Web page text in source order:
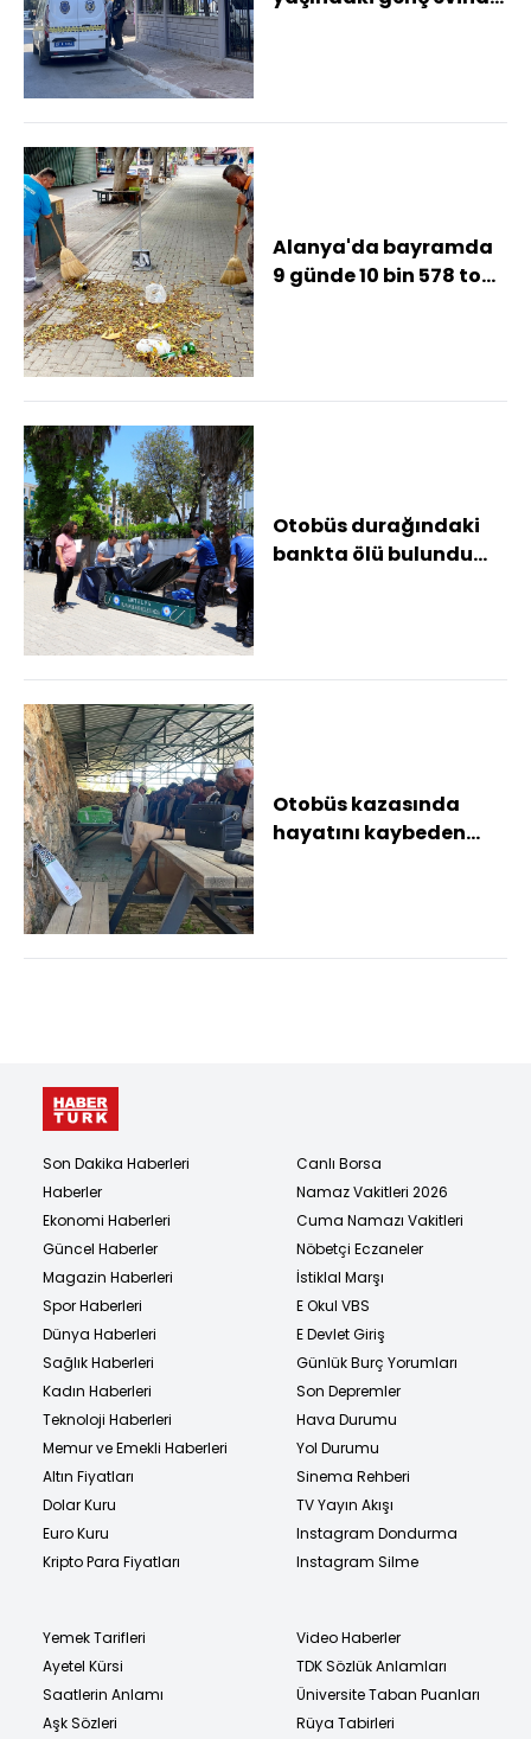
Alanya'da bayramda
9 günde 10 bin 578 ton
Otobüs durağındaki
bankta ölü bulundu
Otobüs kazasında
hayatını kaybeden
Son Dakika Haberleri
Haberler
Ekonomi Haberleri
Güncel Haberler
Magazin Haberleri
Spor Haberleri
Dünya Haberleri
Sağlık Haberleri
Kadın Haberleri
Teknoloji Haberleri
Memur ve Emekli Haberleri
Altın Fiyatları
Dolar Kuru
Euro Kuru
Kripto Para Fiyatları
Canlı Borsa
Namaz Vakitleri 2026
Cuma Namazı Vakitleri
Nöbetçi Eczaneler
İstiklal Marşı
E Okul VBS
E Devlet Giriş
Günlük Burç Yorumları
Son Depremler
Hava Durumu
Yol Durumu
Sinema Rehberi
TV Yayın Akışı
Instagram Dondurma
Instagram Silme
Yemek Tarifleri
Ayetel Kürsi
Saatlerin Anlamı
Aşk Sözleri
Video Haberler
TDK Sözlük Anlamları
Üniversite Taban Puanları
Rüya Tabirleri